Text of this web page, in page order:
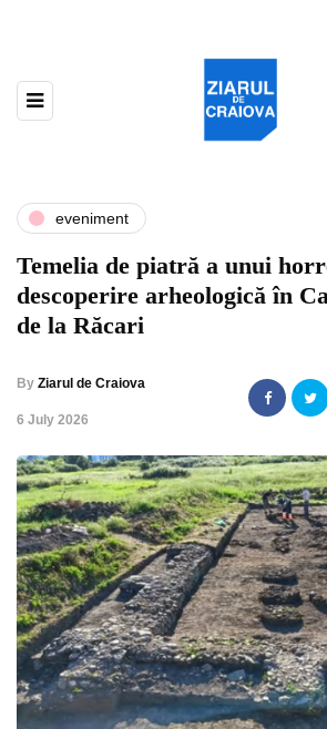
eveniment
Temelia de piatră a unui
descoperire arheologică în
de la Răcari
By Ziarul de Craiova
,6 July 2026